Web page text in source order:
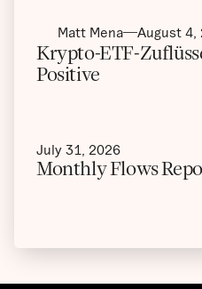
Matt Mena August 4,
Krypto-ETF-
Positive
July 31, 2026
Monthly Flows